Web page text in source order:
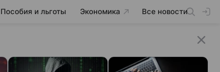
Пособия и льготы Экономика Все новости